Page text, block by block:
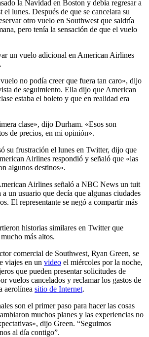
la Navidad en Boston y debía regresar a
el lunes. Después de que se cancelara su
otro vuelo en Southwest que saldría
pero tenía la sensación de que el vuelo
un vuelo adicional en American Airlines
no podía creer que fuera tan caro», dijo
de seguimiento. Ella dijo que American
estaba el boleto y que en realidad era
clase», dijo Durham. «Esos son
de precios, en mi opinión».
su frustración el lunes en Twitter, dijo que
Airlines respondió y señaló que «las
algunos destinos».
Airlines señaló a NBC News un tuit
a un usuario que decía que algunas ciudades
El representante se negó a compartir más
historias similares en Twitter que
más altos.
comercial de Southwest, Ryan Green, se
viajes en un video el miércoles por la noche,
que pueden presentar solicitudes de
vuelos cancelados y reclamar los gastos de
aerolínea sitio de Internet.
son el primer paso para hacer las cosas
muchos planes y las experiencias no
dijo Green. “Seguimos
al día contigo”.